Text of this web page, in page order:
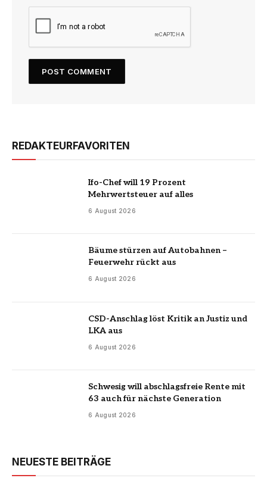
REDAKTEURFAVORITEN
Ifo-Chef will 19 Prozent
Mehrwertsteuer auf alles
6 August 2026
Bäume stürzen auf Autobahnen –
Feuerwehr rückt aus
6 August 2026
CSD-Anschlag löst Kritik an Justiz und
LKA aus
6 August 2026
Schwesig will abschlagsfreie Rente mit
63 auch für nächste Generation
6 August 2026
NEUESTE BEITRÄGE